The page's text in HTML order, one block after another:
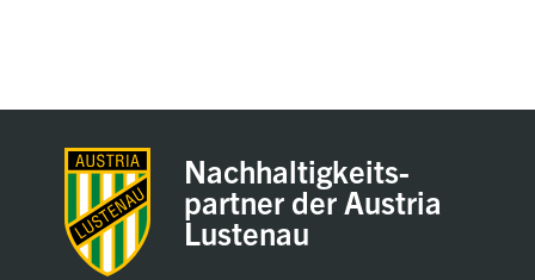
Nachhaltigkeits-
partner der Austria
Lustenau